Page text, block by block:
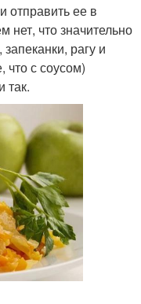
отправить ее в
нет, что значительно
рагу и
с соусом)
так.